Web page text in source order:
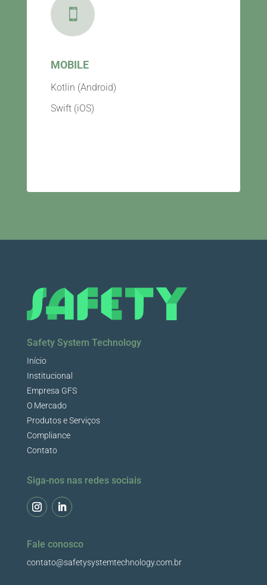

MOBILE
Kotlin (Android)
Swift (iOS)
Safety System Technology
Início
Institucional
Empresa GFS
O Mercado
Produtos e Serviços
Compliance
Contato
Siga-nos nas redes sociais
Fale conosco
contato@safetysystemtechnology.com.br